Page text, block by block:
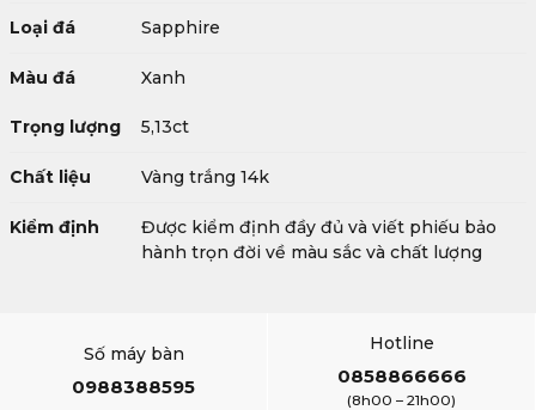
Loại đá Sapphire
Màu đá Xanh
Trọng lượng 5,13ct
Chất liệu Vàng trắng 14k
Kiểm định
Được kiểm định đầy đủ và viết phiếu bảo
hành trọn đời về màu sắc và chất lượng
Số máy bàn
0988388595
Hotline
0858866666
(8h00 – 21h00)